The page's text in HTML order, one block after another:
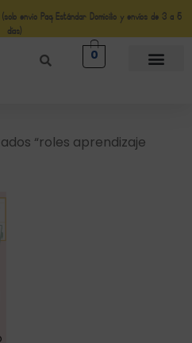
envio Paq Estándar Domicilio y envíos de 3 a 5
días)
0
“roles aprendizaje